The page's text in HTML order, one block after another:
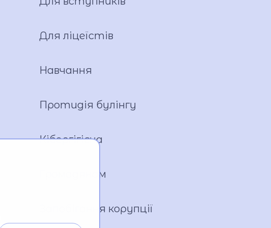
Для ліцеїстів
Навчання
Протидія булінгу
Кібергігієна
Громадянам
Запобігання корупції